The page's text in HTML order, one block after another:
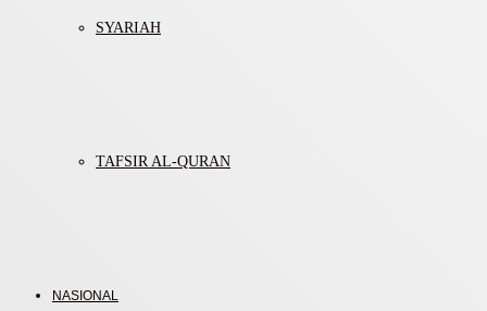
SYARIAH
TAFSIR AL-QURAN
NASIONAL